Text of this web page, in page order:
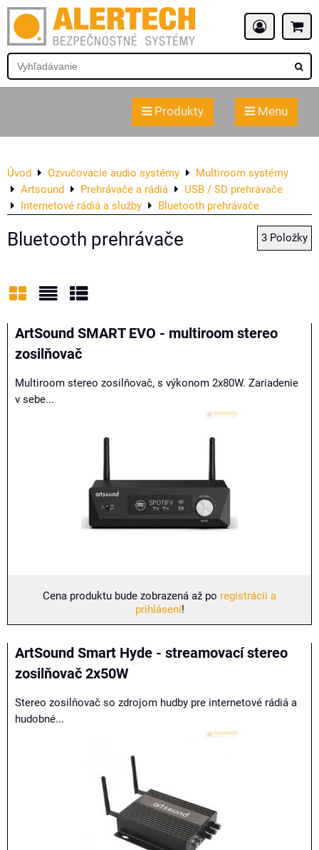
Produkty Menu
Úvod Ozvučovacie audio systémy
Multiroom systémy
Artsound
Prehrávače a rádiá
USB / SD prehrávače
Internetové rádiá a služby
Bluetooth prehrávače
Bluetooth prehrávače 3 Položky
Mriežka
ArtSound SMART EVO - multiroom stereo
zosilňovač
Multiroom stereo zosilňovač, s výkonom 2x80W. Zariadenie
v sebe...
Cena produktu bude zobrazená až po registrácii a
prihlásení!
ArtSound Smart Hyde - streamovací stereo
zosilňovač 2x50W
Stereo zosilňovač so zdrojom hudby pre internetové rádiá a
hudobné...